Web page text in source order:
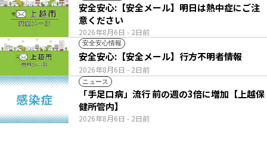
2026年8月6日 - 2日前
安全安心:【安全メール】明日は熱中症にご注
意ください
安全安心情報
2026年8月6日 - 2日前
安全安心:【安全メール】行方不明者情報
ニュース
2026年8月6日 - 2日前
「手足口病」流行 前の週の3倍に増加【上越保
健所管内】